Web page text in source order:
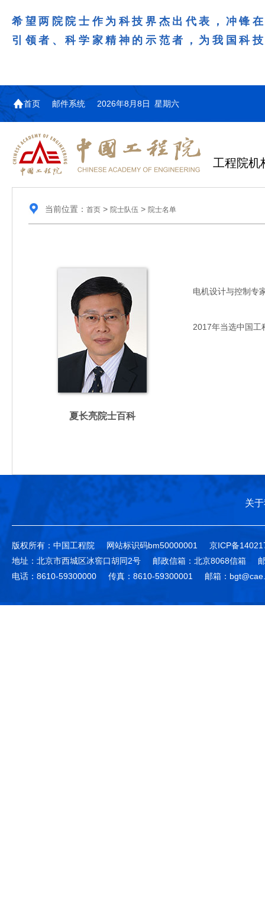
希望两院院士作为科技界杰出代表，冲锋
引领者、科学家精神的示范者，为我国科
首页 邮件系统 2026年8月8日 星期六
工程院机
当前位置： 首页> 院士队伍 > 院士名单
夏长亮院士百科
电机设计与控制专家
2017年当选中国工
关
版权所有：中国工程院 网站标识码bm50000001
京ICP备
地址：北京市西城区冰窖口胡同2号
邮政信箱：北京8068信箱
电话：8610-59300000
传真：8610-59300001 邮箱：